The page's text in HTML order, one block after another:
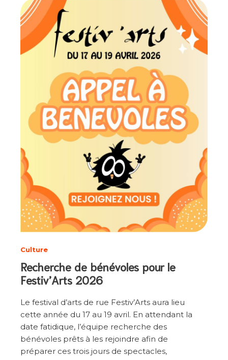
Culture
Recherche de bénévoles pour le
Festiv’Arts 2026
Le festival d’arts de rue Festiv’Arts aura lieu
cette année du 17 au 19 avril. En attendant la
date fatidique, l’équipe recherche des
bénévoles prêts à les rejoindre afin de
préparer ces trois jours de spectacles,